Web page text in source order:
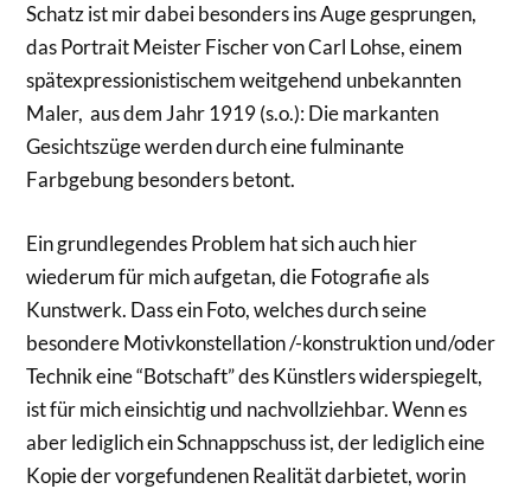
Schatz ist mir dabei besonders ins Auge gesprungen,
das Portrait Meister Fischer von Carl Lohse, einem
spätexpressionistischem weitgehend unbekannten
Maler, aus dem Jahr 1919 (s.o.): Die markanten
Gesichtszüge werden durch eine fulminante
Farbgebung besonders betont.
Ein grundlegendes Problem hat sich auch hier
wiederum für mich aufgetan, die Fotografie als
Kunstwerk. Dass ein Foto, welches durch seine
besondere Motivkonstellation /-konstruktion und/oder
Technik eine “Botschaft” des Künstlers widerspiegelt,
ist für mich einsichtig und nachvollziehbar. Wenn es
aber lediglich ein Schnappschuss ist, der lediglich eine
Kopie der vorgefundenen Realität darbietet, worin